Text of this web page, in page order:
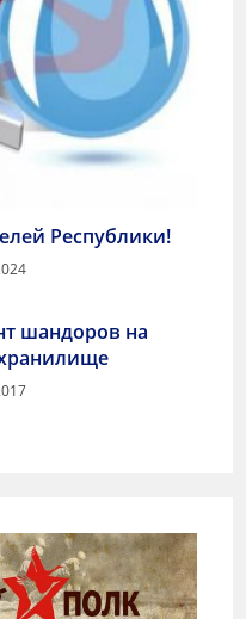
Республики!
шандоров на